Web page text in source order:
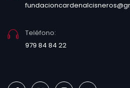
Teléfono:
979 84 84 22